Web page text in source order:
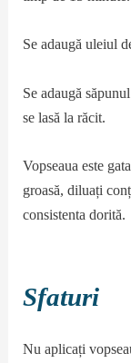
Se adaugă uleiul
Se adaugă
se lasă la răcit.
Vopseaua este
groasă, diluați
consistenta dorită.
Sfaturi
Nu aplicați